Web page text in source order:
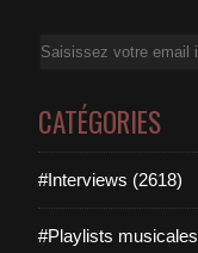
Email
CATÉGORIES
#Interviews (2618)
#Playlists